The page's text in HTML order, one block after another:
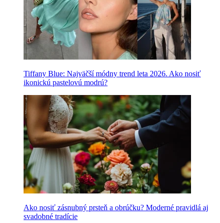
Tiffany Blue: Najväčší módny trend leta 2026. Ako nosiť
ikonickú pastelovú modrú?
Ako nosiť zásnubný prsteň a obrúčku? Moderné pravidlá aj
svadobné tradície